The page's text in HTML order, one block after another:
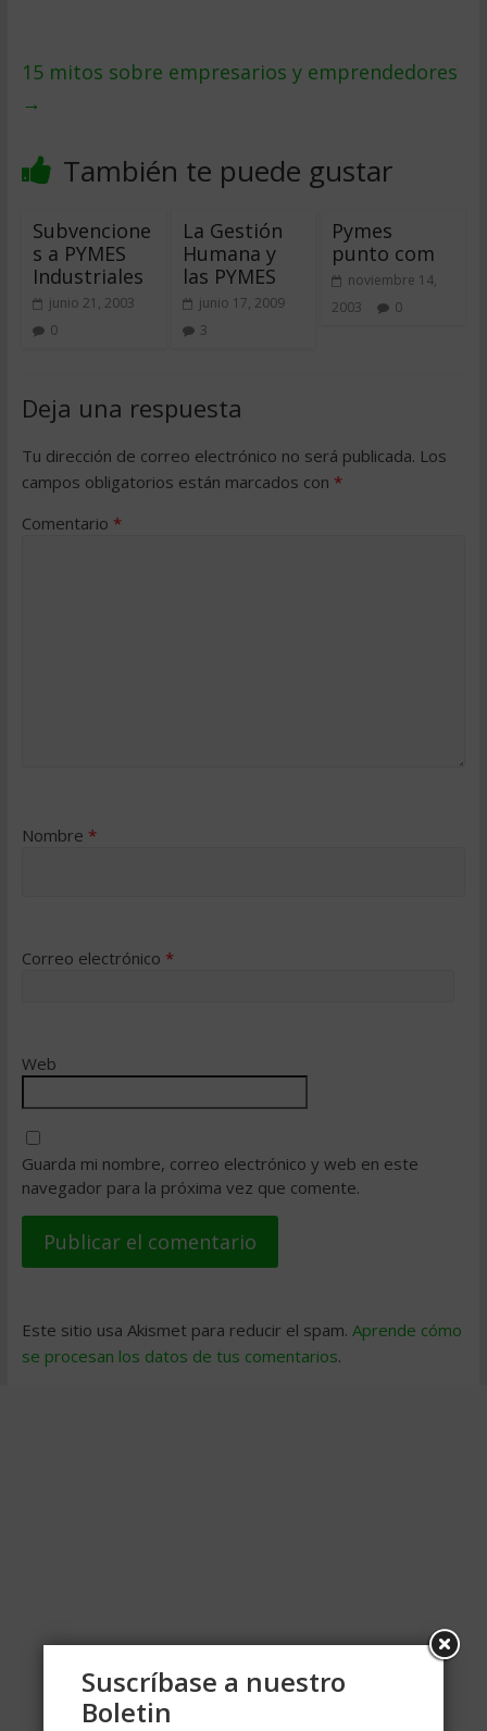
15 mitos sobre empresarios y emprendedores
→
También te puede gustar
Subvencione
s a PYMES
Industriales
junio 21, 2003
0
La Gestión
Humana y
las PYMES
junio 17, 2009
3
Pymes
punto com
noviembre 14,
2003
0
Deja una respuesta
Tu dirección de correo electrónico no será publicada. Los
campos obligatorios están marcados con *
Comentario *
Nombre *
Correo electrónico *
Web
Guarda mi nombre, correo electrónico y web en este
navegador para la próxima vez que comente.
Este sitio usa Akismet para reducir el spam. Aprende cómo
se procesan los datos de tus comentarios.
Suscríbase a nuestro
Boletin